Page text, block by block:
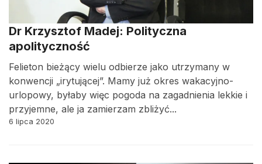
Dr Krzysztof Madej: Polityczna
apolityczność
Felieton bieżący wielu odbierze jako utrzymany w
konwencji „irytującej”. Mamy już okres wakacyjno-
urlopowy, byłaby więc pogoda na zagadnienia lekkie i
przyjemne, ale ja zamierzam zbliżyć...
6 lipca 2020